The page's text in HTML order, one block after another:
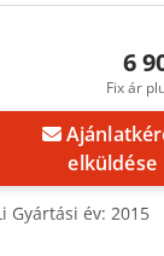
6
Fix ár
Ajánlatkérés
elküldése
Gyártási év: 2015